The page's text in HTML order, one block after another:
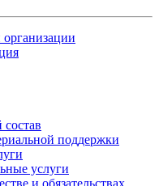
организации
поддержки
услуги